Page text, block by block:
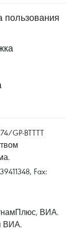
пользования
GP-BTTTT
Fax:
ВИА.
ВИА.